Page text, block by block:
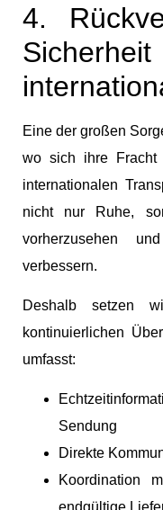
4.
Eine der großen
wo sich ihre Fracht
internationalen
nicht nur Ruhe,
vorherzusehen
verbessern.
Deshalb setzen
kontinuierlichen
umfasst:
Sendung
Direkte
Koordination